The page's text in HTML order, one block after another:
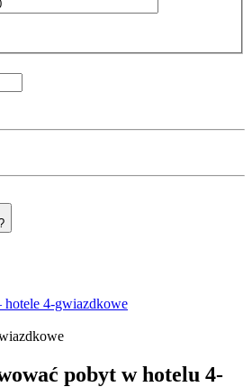
4-gwiazdkowe
pobyt w hotelu 4-